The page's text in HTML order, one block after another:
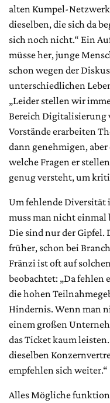
alten Kumpel-
dieselben, die sich da
sich noch nicht.“ Ein
müsse her, junge
schon wegen der
unterschiedlichen
„Leider stellen wir
Bereich Digitalisierung
Vorstände erarbeiten
dann genehmigen,
welche Fragen er
genug versteht, um
Um fehlende
muss man nicht einmal
Die sind nur der Gipfel.
früher, schon bei
Fränzi ist oft auf
beobachtet: „Da fehlen
die hohen
Hindernis. Wenn man
einem großen
das Ticket kaum
dieselben
empfehlen sich weiter.“
Alles Mögliche